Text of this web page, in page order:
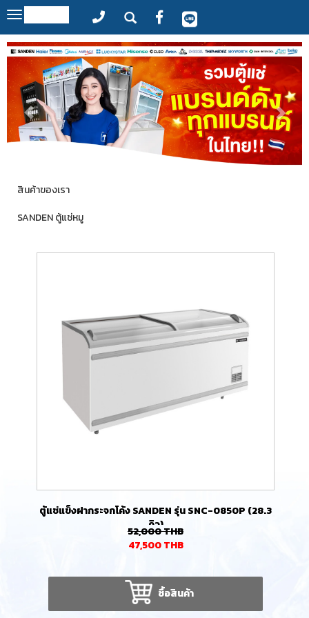
Toggle
navigation
สินค้าของเรา
SANDEN ตู้แช่หมู
ตู้แช่แข็งฝากระจกโค้ง SANDEN รุ่น SNC-0850P (28.3
คิว)
52,000THB
47,500THB
ซื้อสินค้า